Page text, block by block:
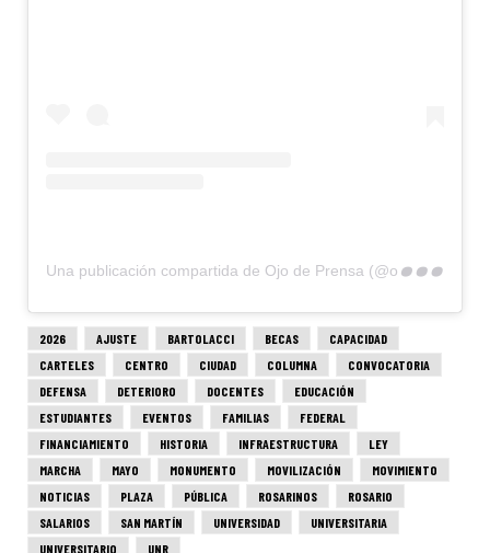
U
na publicación compartida de Ojo de Prensa (@ojodeprensa)
2026 AJUSTE BARTOLACCI BECAS
CAPACIDAD
CARTELES
CENTRO CIUDAD COLUMNA
CONVOCATORIA
DEFENSA
DETERIORO DOCENTES
EDUCACIÓN
ESTUDIANTES
EVENTOS FAMILIAS
FEDERAL
FINANCIAMIENTO
HISTORIA INFRAESTRUCTURA
LEY
MARCHA
MAYO MONUMENTO MOVILIZACIÓN
MOVIMIENTO
NOTICIAS
PLAZA PÚBLICA ROSARINOS
ROSARIO
SALARIOS
SAN MARTÍN UNIVERSIDAD
UNIVERSITARIA
UNIVERSITARIO
UNR